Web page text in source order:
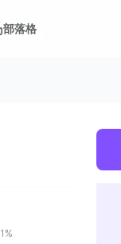
部落格
1%